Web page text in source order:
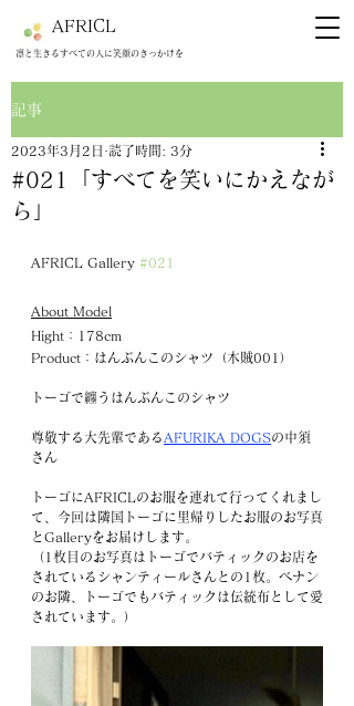
AFRICL
​​凛と生きるすべての人に笑顔のきっかけを
記事
#021「すべてを笑いにかえなが
ら」
2023年3月2日 読了時間: 3分
AFRICL Gallery #021
About Model
Hight：178cm
Product：はんぶんこのシャツ（木賊001）
トーゴで纏うはんぶんこのシャツ
尊敬する大先輩である AFURIKA DOGSの中須
さん
トーゴにAFRICLのお服を連れて行ってくれまし
て、今回は隣国トーゴに里帰りしたお服のお写真
とGalleryをお届けします。
（1枚目のお写真はトーゴでバティックのお店を
されているシャンティールさんとの1枚。ベナン
のお隣、トーゴでもバティックは伝統布として愛
されています。）